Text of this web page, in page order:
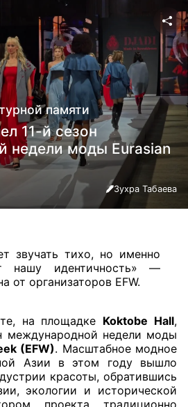
памяти
11-й сезон
недели моды Eurasian
Зухра Табаева
звучать тихо, но именно
нашу идентичность» —
от организаторов EFW.
на площадке Koktobe Hall,
международной недели моды
(EFW). Масштабное модное
Азии в этом году вышло
красоты, обратившись
экологии и исторической
проекта традиционно